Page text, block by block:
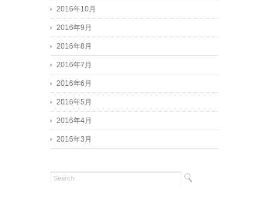
2016年10月
2016年9月
2016年8月
2016年7月
2016年6月
2016年5月
2016年4月
2016年3月